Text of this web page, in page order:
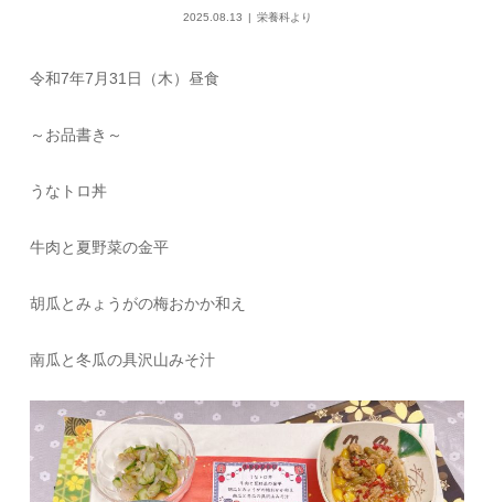
2025.08.13 栄養科より
令和7年7月31日（木）昼食
～お品書き～
うなトロ丼
牛肉と夏野菜の金平
胡瓜とみょうがの梅おかか和え
南瓜と冬瓜の具沢山みそ汁